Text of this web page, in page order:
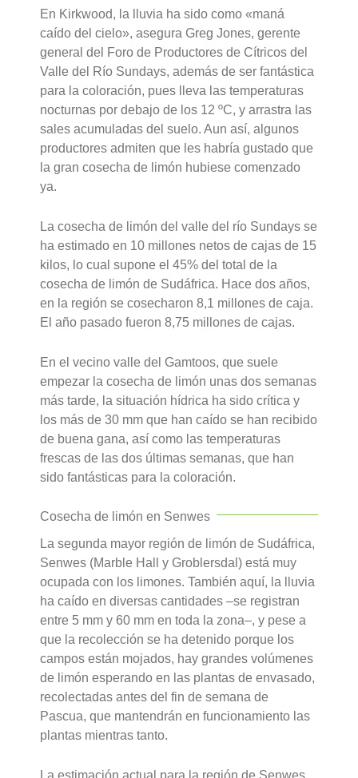
En Kirkwood, la lluvia ha sido como «maná
caído del cielo», asegura Greg Jones, gerente
general del Foro de Productores de Cítricos del
Valle del Río Sundays, además de ser fantástica
para la coloración, pues lleva las temperaturas
nocturnas por debajo de los 12 ºC, y arrastra las
sales acumuladas del suelo. Aun así, algunos
productores admiten que les habría gustado que
la gran cosecha de limón hubiese comenzado
ya.
La cosecha de limón del valle del río Sundays se
ha estimado en 10 millones netos de cajas de 15
kilos, lo cual supone el 45% del total de la
cosecha de limón de Sudáfrica. Hace dos años,
en la región se cosecharon 8,1 millones de caja.
El año pasado fueron 8,75 millones de cajas.
En el vecino valle del Gamtoos, que suele
empezar la cosecha de limón unas dos semanas
más tarde, la situación hídrica ha sido crítica y
los más de 30 mm que han caído se han recibido
de buena gana, así como las temperaturas
frescas de las dos últimas semanas, que han
sido fantásticas para la coloración.
Cosecha de limón en Senwes
La segunda mayor región de limón de Sudáfrica,
Senwes (Marble Hall y Groblersdal) está muy
ocupada con los limones. También aquí, la lluvia
ha caído en diversas cantidades –se registran
entre 5 mm y 60 mm en toda la zona–, y pese a
que la recolección se ha detenido porque los
campos están mojados, hay grandes volúmenes
de limón esperando en las plantas de envasado,
recolectadas antes del fin de semana de
Pascua, que mantendrán en funcionamiento las
plantas mientras tanto.
La estimación actual para la región de Senwes